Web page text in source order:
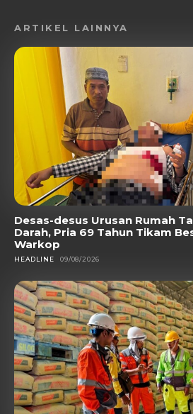
ARTIKEL LAINNYA
Desas-desus Urusan Rumah
Darah, Pria 69 Tahun Tikam
Warkop
HEADLINE 09/08/2026